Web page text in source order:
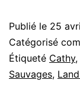
Publié le 25
Catégorisé
Étiqueté Cathy,
Sauvages,